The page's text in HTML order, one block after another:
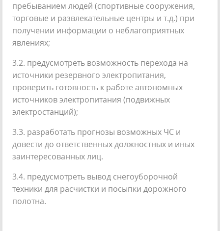
пребыванием людей (спортивные сооружения,
торговые и развлекательные центры и т.д.) при
получении информации о неблагоприятных
явлениях;
3.2. предусмотреть возможность перехода на
источники резервного электропитания,
проверить готовность к работе автономных
источников электропитания (подвижных
электростанций);
3.3. разработать прогнозы возможных ЧС и
довести до ответственных должностных и иных
заинтересованных лиц.
3.4. предусмотреть вывод снегоуборочной
техники для расчистки и посыпки дорожного
полотна.